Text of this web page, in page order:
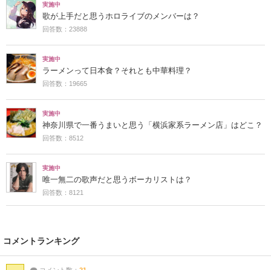
実施中
歌が上手だと思うホロライブのメンバーは？
回答数：23888
実施中
ラーメンって日本食？それとも中華料理？
回答数：19665
実施中
神奈川県で一番うまいと思う「横浜家系ラーメン店」はどこ？
回答数：8512
実施中
唯一無二の歌声だと思うボーカリストは？
回答数：8121
コメントランキング